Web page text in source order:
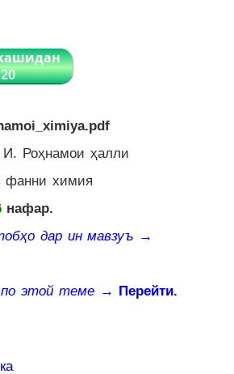
20
Роҳнамои ҳалли
фанни химия
нафар.
дар ин мавзуъ →
по этой теме → Перейти.